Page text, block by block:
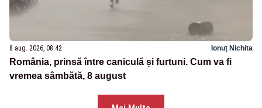
8 aug. 2026, 08:42 Ionuț Nichita
România, prinsă între caniculă și furtuni. Cum va fi
vremea sâmbătă, 8 august